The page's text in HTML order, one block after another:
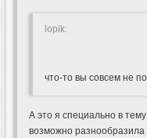
lopik:
что-то вы совсем не
А это я специально в
возможно разнообразила